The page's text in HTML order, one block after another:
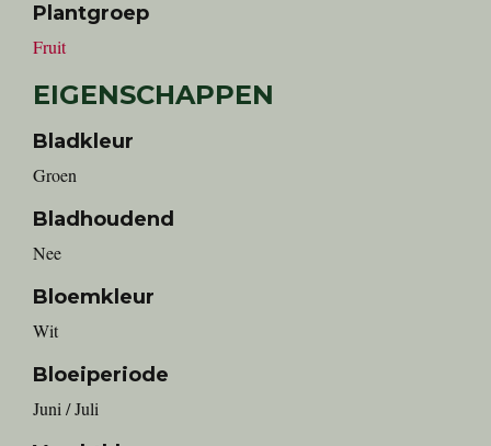
Plantgroep
Fruit
EIGENSCHAPPEN
Bladkleur
Groen
Bladhoudend
Nee
Bloemkleur
Wit
Bloeiperiode
Juni / Juli